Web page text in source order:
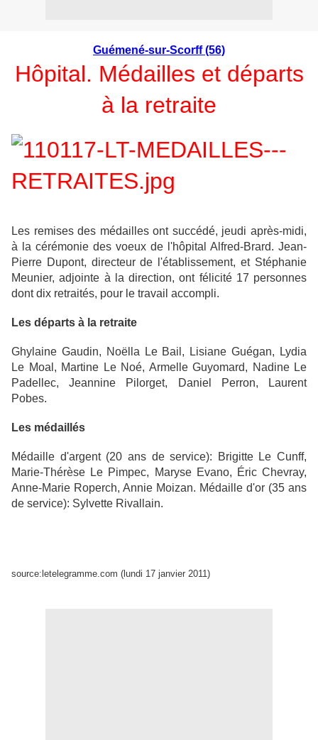
Guémené-sur-Scorff (56)
Hôpital. Médailles et départs
à la retraite
Les remises des médailles ont succédé, jeudi après-midi,
à la cérémonie des voeux de l'hôpital Alfred-Brard. Jean-
Pierre Dupont, directeur de l'établissement, et Stéphanie
Meunier, adjointe à la direction, ont félicité 17 personnes
dont dix retraités, pour le travail accompli.
Les départs à la retraite
Ghylaine Gaudin, Noëlla Le Bail, Lisiane Guégan, Lydia
Le Moal, Martine Le Noé, Armelle Guyomard, Nadine Le
Padellec, Jeannine Pilorget, Daniel Perron, Laurent
Pobes.
Les médaillés
Médaille d'argent (20 ans de service): Brigitte Le Cunff,
Marie-Thérèse Le Pimpec, Maryse Evano, Éric Chevray,
Anne-Marie Roperch, Annie Moizan. Médaille d'or (35 ans
de service): Sylvette Rivallain.
source:letelegramme.com (lundi 17 janvier 2011)